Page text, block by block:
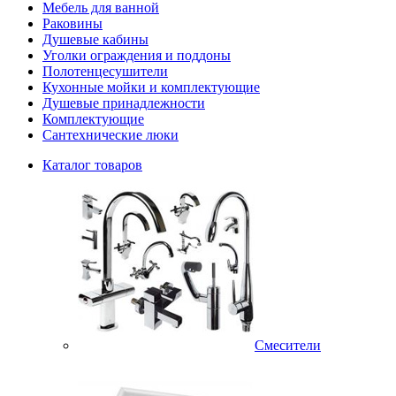
Мебель для ванной
Раковины
Душевые кабины
Уголки ограждения и поддоны
Полотенцесушители
Кухонные мойки и комплектующие
Душевые принадлежности
Комплектующие
Сантехнические люки
Каталог товаров
Смесители